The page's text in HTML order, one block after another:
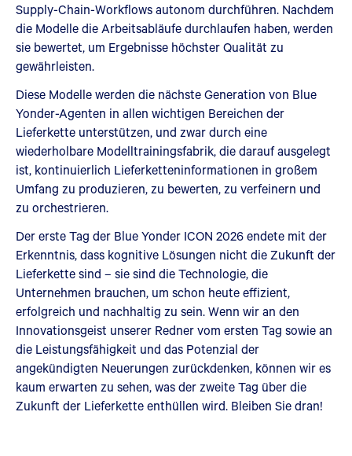
Supply-Chain-Workflows autonom durchführen. Nachdem
die Modelle die Arbeitsabläufe durchlaufen haben, werden
sie bewertet, um Ergebnisse höchster Qualität zu
gewährleisten.
Diese Modelle werden die nächste Generation von Blue
Yonder-Agenten in allen wichtigen Bereichen der
Lieferkette unterstützen, und zwar durch eine
wiederholbare Modelltrainingsfabrik, die darauf ausgelegt
ist, kontinuierlich Lieferketteninformationen in großem
Umfang zu produzieren, zu bewerten, zu verfeinern und
zu orchestrieren.
Der erste Tag der Blue Yonder ICON 2026 endete mit der
Erkenntnis, dass kognitive Lösungen nicht die Zukunft der
Lieferkette sind – sie sind die Technologie, die
Unternehmen brauchen, um schon heute effizient,
erfolgreich und nachhaltig zu sein. Wenn wir an den
Innovationsgeist unserer Redner vom ersten Tag sowie an
die Leistungsfähigkeit und das Potenzial der
angekündigten Neuerungen zurückdenken, können wir es
kaum erwarten zu sehen, was der zweite Tag über die
Zukunft der Lieferkette enthüllen wird. Bleiben Sie dran!